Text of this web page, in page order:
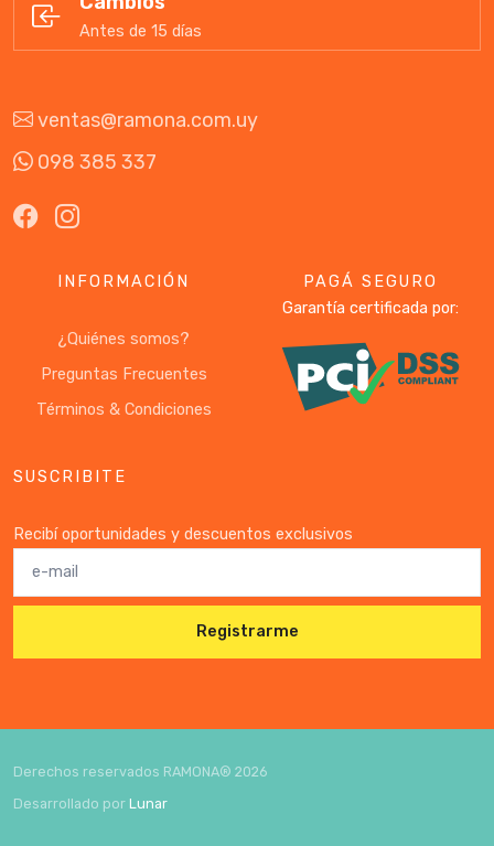
Antes de 15 días
ventas@ramona.com.uy
098 385 337
INFORMACIÓN
¿Quiénes somos?
Preguntas Frecuentes
Términos & Condiciones
PAGÁ SEGURO
Garantía certificada por:
SUSCRIBITE
Recibí oportunidades y descuentos exclusivos
Registrarme
Derechos reservados RAMONA® 2026
Desarrollado por Lunar